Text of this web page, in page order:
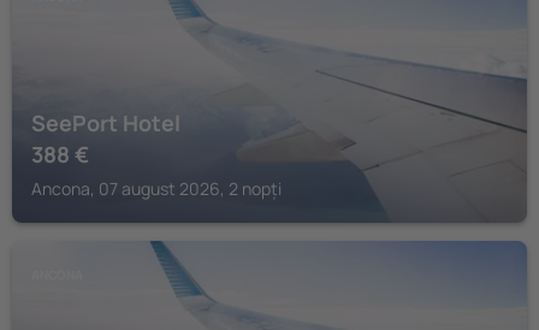
SeePort Hotel
388 €
Ancona, 07 august 2026, 2 nopți